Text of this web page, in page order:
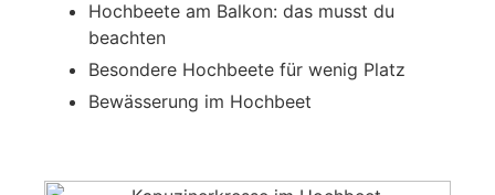
Hoch­bee­te am Bal­kon: das musst du
beach­ten
Beson­de­re Hoch­bee­te für wenig Platz
Bewäs­se­rung im Hoch­beet